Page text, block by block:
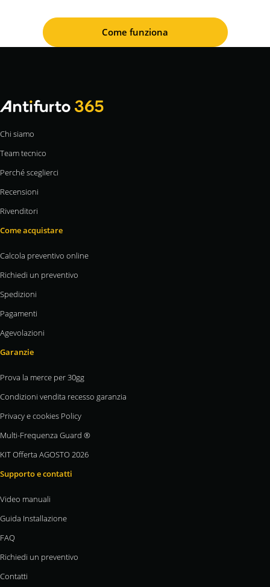
Come funziona
Chi siamo
Team tecnico
Perché sceglierci
Recensioni
Rivenditori
Come acquistare
Calcola preventivo online
Richiedi un preventivo
Spedizioni
Pagamenti
Agevolazioni
Garanzie
Prova la merce per 30gg
Condizioni vendita recesso garanzia
Privacy e cookies Policy
Multi-Frequenza Guard ®
KIT Offerta AGOSTO 2026
Supporto e contatti
Video manuali
Guida Installazione
FAQ
Richiedi un preventivo
Contatti